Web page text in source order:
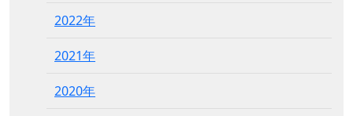
2022年
2021年
2020年